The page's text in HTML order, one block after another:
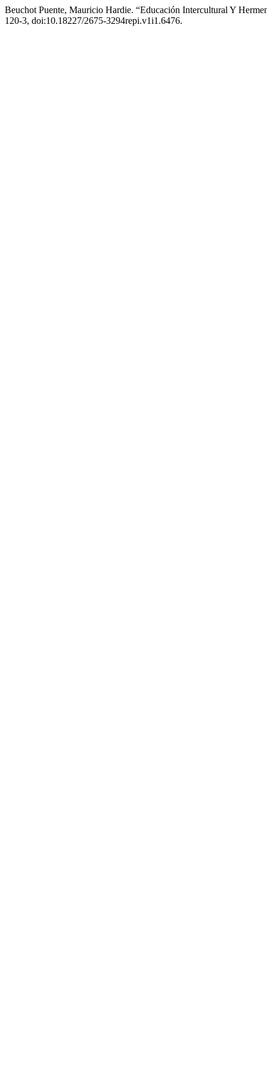
Beuchot Puente, Mauricio Hardie. “Educación Intercultural Y
120-3, doi:10.18227/2675-3294repi.v1i1.6476.